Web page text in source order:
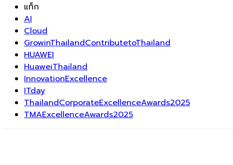
แท็ก
AI
Cloud
GrowinThailandContributetoThailand
HUAWEI
HuaweiThailand
InnovationExcellence
ITday
ThailandCorporateExcellenceAwards2025
TMAExcellenceAwards2025